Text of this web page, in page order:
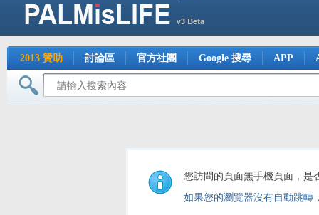
2013 贊助 討論區 官方社團 Google 搜尋 APP
您訪問的頁面無手機頁面，是
如果您的瀏覽器沒有自動跳轉